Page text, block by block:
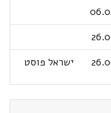
ישראל פוסט